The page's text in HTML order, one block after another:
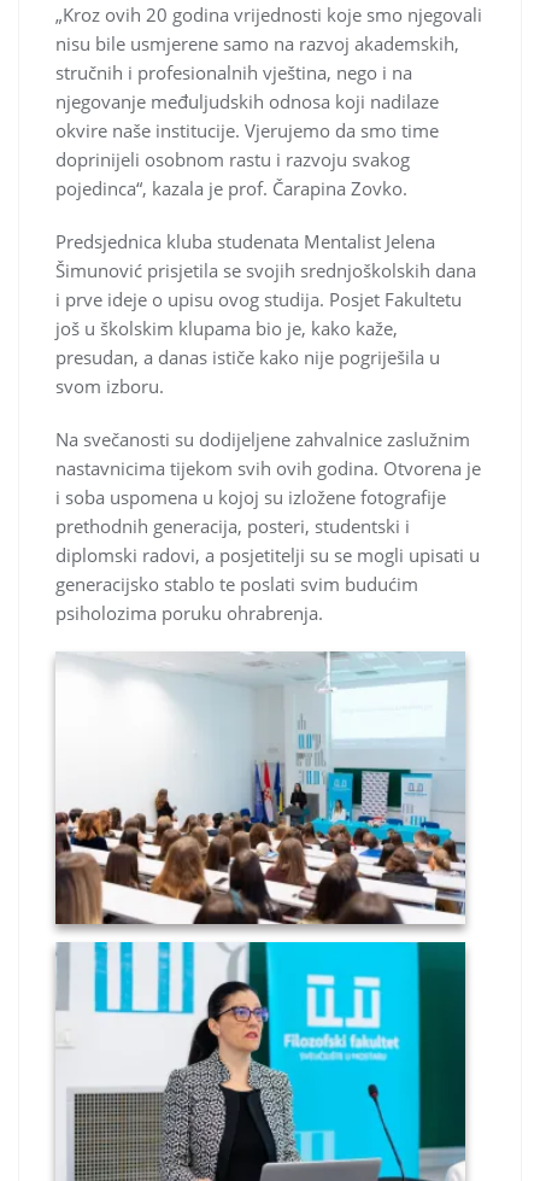
„Kroz ovih 20 godina vrijednosti koje smo njegovali
nisu bile usmjerene samo na razvoj akademskih,
stručnih i profesionalnih vještina, nego i na
njegovanje međuljudskih odnosa koji nadilaze
okvire naše institucije. Vjerujemo da smo time
doprinijeli osobnom rastu i razvoju svakog
pojedinca“, kazala je prof. Čarapina Zovko.
Predsjednica kluba studenata Mentalist Jelena
Šimunović prisjetila se svojih srednjoškolskih dana
i prve ideje o upisu ovog studija. Posjet Fakultetu
još u školskim klupama bio je, kako kaže,
presudan, a danas ističe kako nije pogriješila u
svom izboru.
Na svečanosti su dodijeljene zahvalnice zaslužnim
nastavnicima tijekom svih ovih godina. Otvorena je
i soba uspomena u kojoj su izložene fotografije
prethodnih generacija, posteri, studentski i
diplomski radovi, a posjetitelji su se mogli upisati u
generacijsko stablo te poslati svim budućim
psiholozima poruku ohrabrenja.